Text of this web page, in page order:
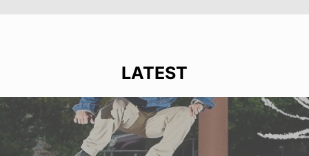
LATEST